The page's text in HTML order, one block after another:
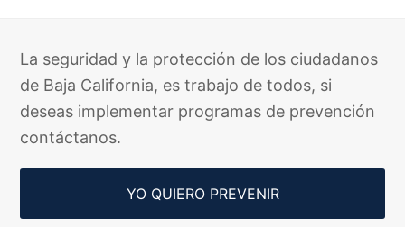
La seguridad y la protección de los ciudadanos
de Baja California, es trabajo de todos, si
deseas implementar programas de prevención
contáctanos.
YO QUIERO PREVENIR